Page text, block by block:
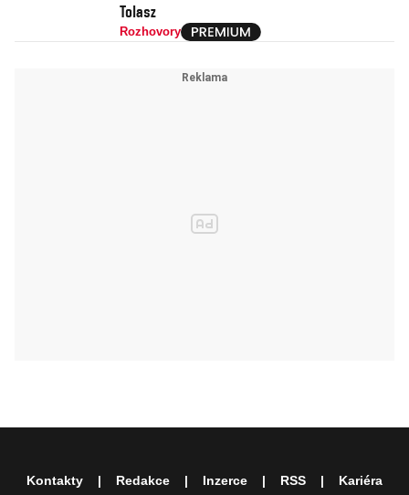
Tolasz
Rozhovory
Kontakty Redakce Inzerce RSS Kariéra